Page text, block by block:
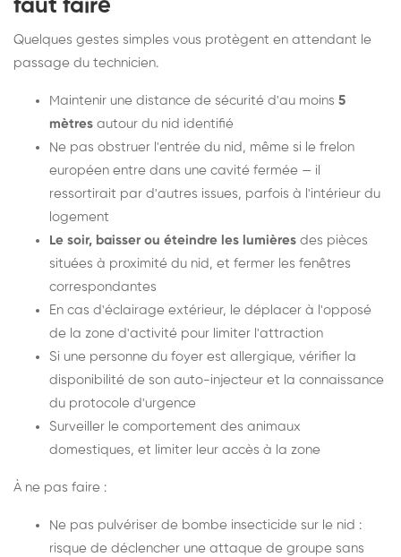
faut faire
Quelques gestes simples vous protègent en attendant le
passage du technicien.
Maintenir une distance de sécurité d'au moins 5
mètres autour du nid identifié
Ne pas obstruer l'entrée du nid, même si le frelon
européen entre dans une cavité fermée — il
ressortirait par d'autres issues, parfois à l'intérieur du
logement
Le soir, baisser ou éteindre les lumières des pièces
situées à proximité du nid, et fermer les fenêtres
correspondantes
En cas d'éclairage extérieur, le déplacer à l'opposé
de la zone d'activité pour limiter l'attraction
Si une personne du foyer est allergique, vérifier la
disponibilité de son auto-injecteur et la connaissance
du protocole d'urgence
Surveiller le comportement des animaux
domestiques, et limiter leur accès à la zone
À ne pas faire :
Ne pas pulvériser de bombe insecticide sur le nid :
risque de déclencher une attaque de groupe sans